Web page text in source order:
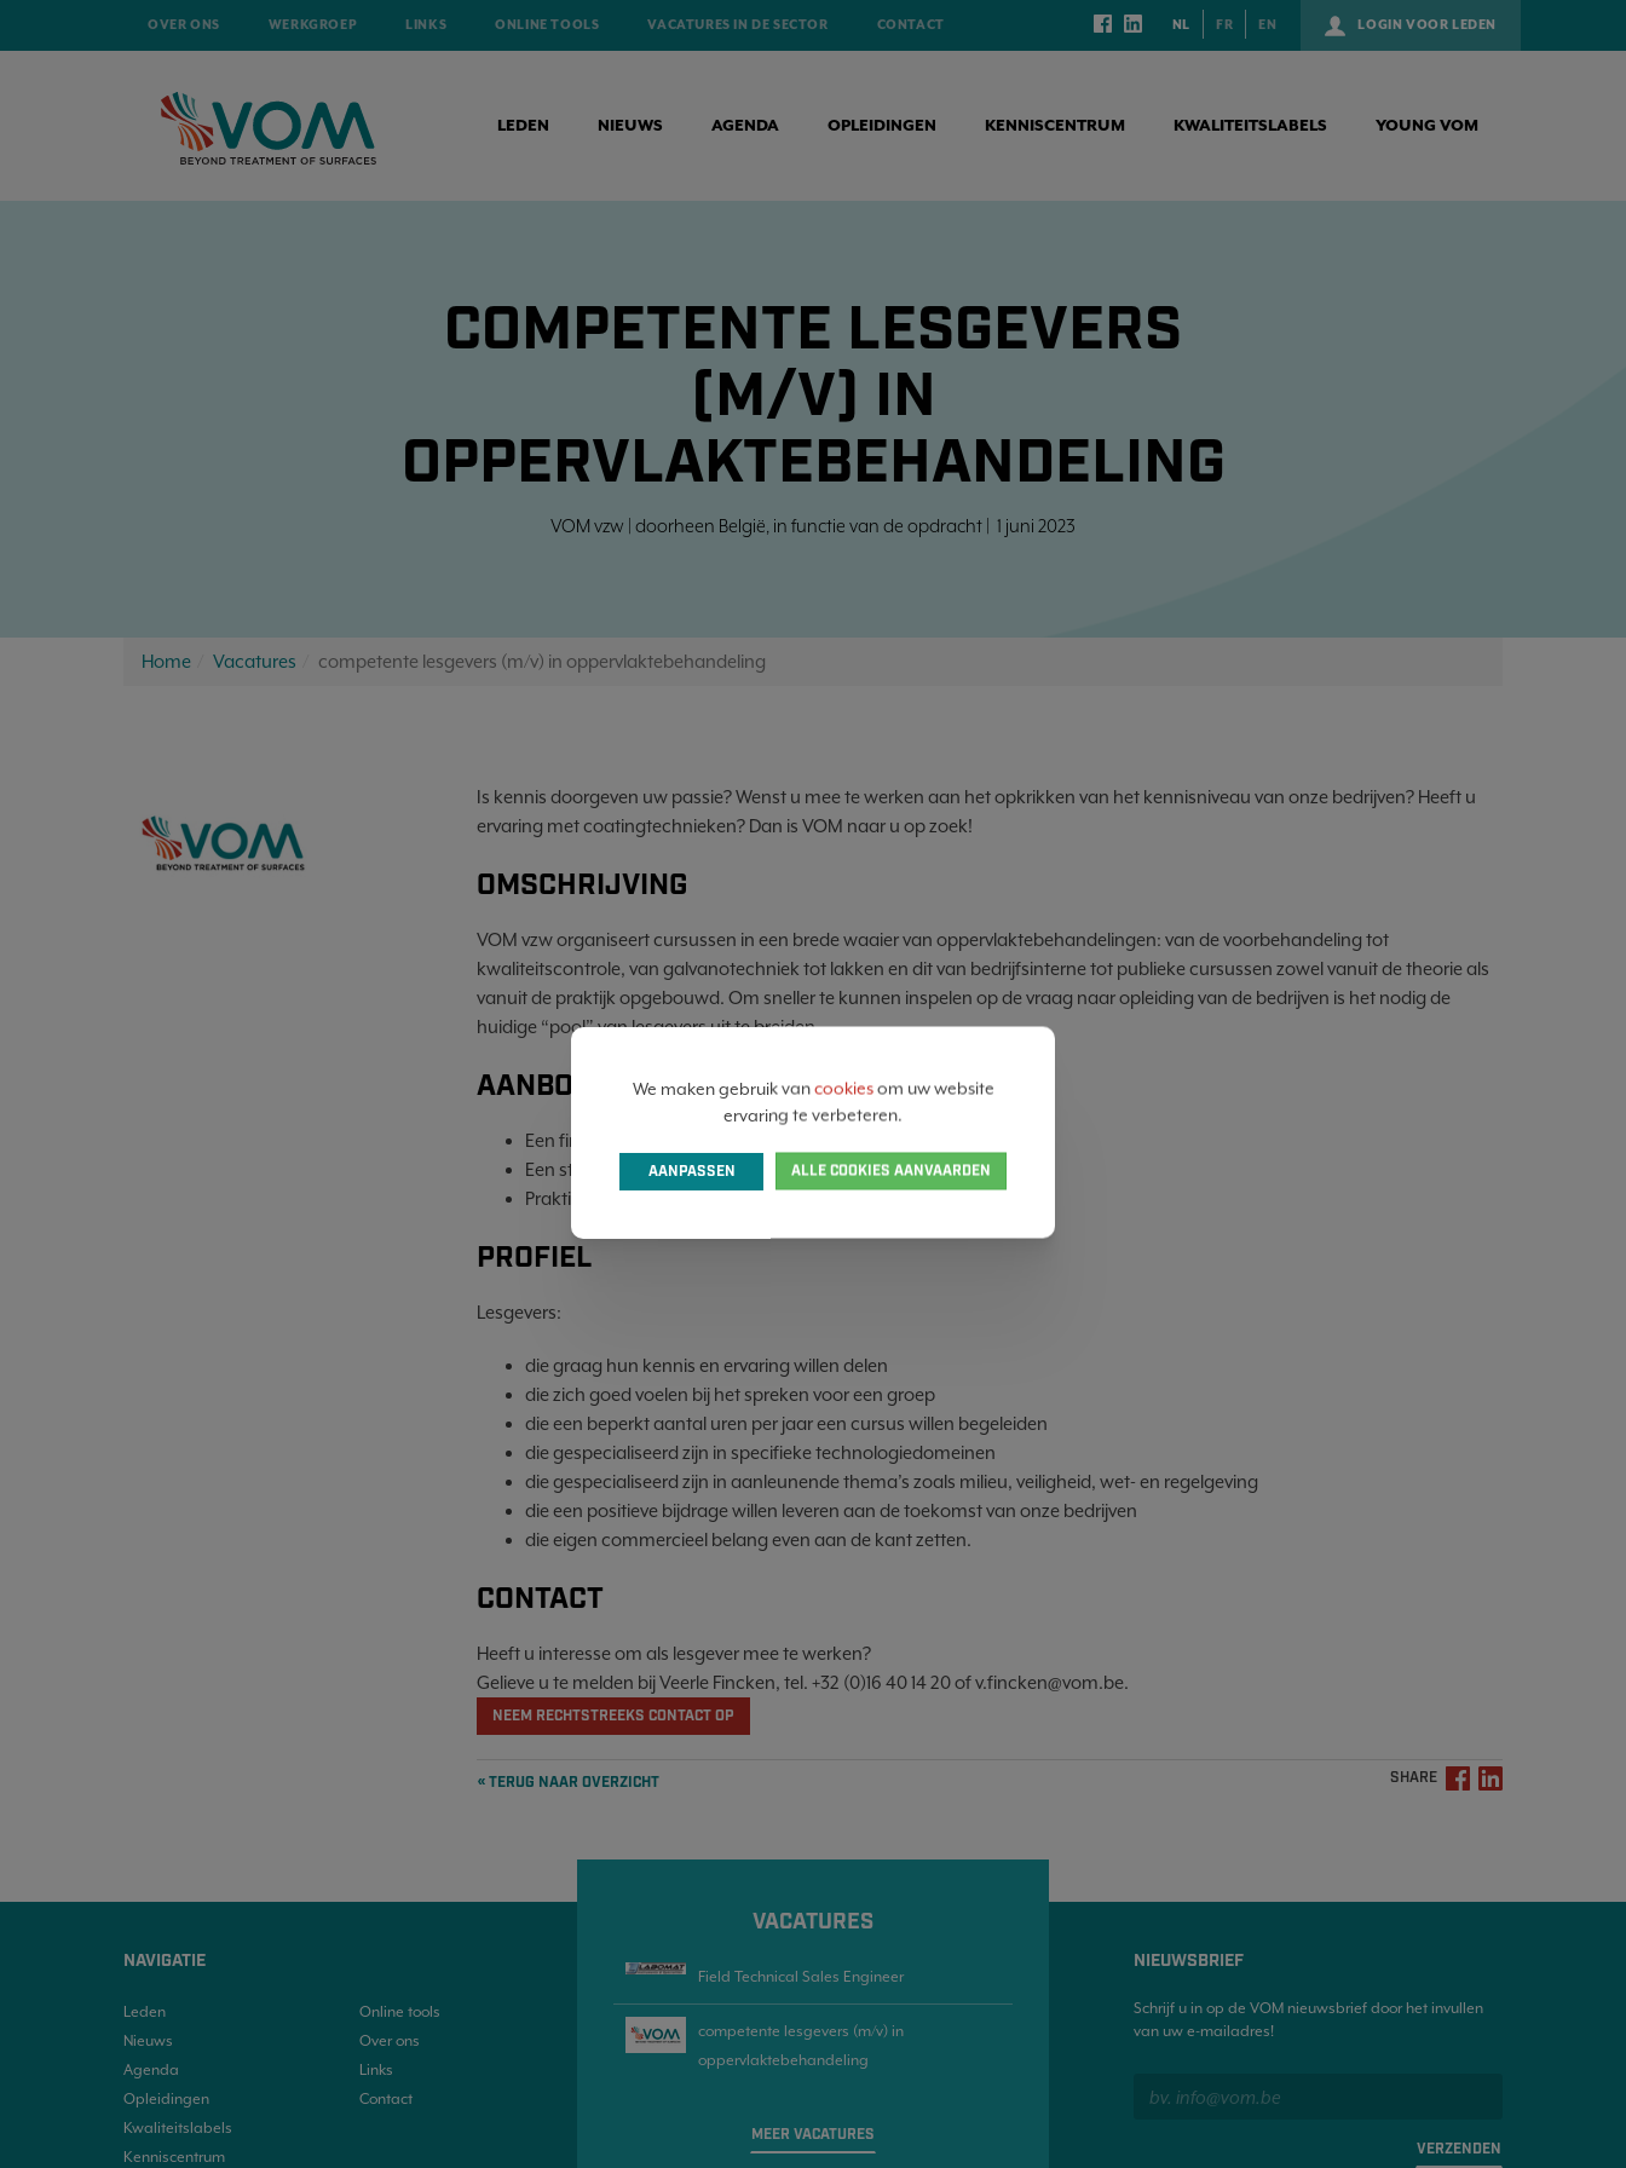
OVER ONS WERKGROEP LINKS ONLINE TOOLS VACATURES IN DE SECTOR CONTACT LOGIN VOOR LEDEN
NL FR EN
LEDEN NIEUWS AGENDA OPLEIDINGEN KENNISCENTRUM KWALITEITSLABELS YOUNG VOM
COMPETENTE LESGEVERS
(M/V) IN
OPPERVLAKTEBEHANDELING
VOM vzw | doorheen België, in functie van de opdracht | 1 juni 2023
Home Vacatures competente lesgevers (m/v) in oppervlaktebehandeling
Is kennis doorgeven uw passie? Wenst u mee te werken aan het opkrikken van het kennisniveau van onze bedrijven? Heeft u
ervaring met coatingtechnieken? Dan is VOM naar u op zoek!
OMSCHRIJVING
VOM vzw organiseert cursussen in een brede waaier van oppervlaktebehandelingen: van de voorbehandeling tot
kwaliteitscontrole, van galvanotechniek tot lakken en dit van bedrijfsinterne tot publieke cursussen zowel vanuit de theorie als
vanuit de praktijk opgebouwd. Om sneller te kunnen inspelen op de vraag naar opleiding van de bedrijven is het nodig de
huidige “pool” van lesgevers uit te breiden.
AANBOD
Een financiële vergoeding i.f.v. de geleverde prestaties.
Een sterk netwerk.
Praktische en organisatorische ondersteuning.
PROFIEL
Lesgevers:
die graag hun kennis en ervaring willen delen
die zich goed voelen bij het spreken voor een groep
die een beperkt aantal uren per jaar een cursus willen begeleiden
die gespecialiseerd zijn in specifieke technologiedomeinen
die gespecialiseerd zijn in aanleunende thema’s zoals milieu, veiligheid, wet- en regelgeving
die een positieve bijdrage willen leveren aan de toekomst van onze bedrijven
die eigen commercieel belang even aan de kant zetten.
CONTACT
Heeft u interesse om als lesgever mee te werken?
Gelieve u te melden bij Veerle Fincken, tel. +32 (0)16 40 14 20 of v.fincken@vom.be.
NEEM RECHTSTREEKS CONTACT OP
« TERUG NAAR OVERZICHT SHARE
NAVIGATIE
Leden
Nieuws
Agenda
Opleidingen
Kwaliteitslabels
Kenniscentrum
Online tools
Over ons
Links
Contact
VACATURES
Field Technical Sales Engineer
competente lesgevers (m/v) in
oppervlaktebehandeling
MEER VACATURES
NIEUWSBRIEF
Schrijf u in op de VOM nieuwsbrief door het invullen
van uw e-mailadres!
VERZENDEN
We maken gebruik vancookiesom uw website
ervaring te verbeteren.
AANPASSEN ALLE COOKIES AANVAARDEN